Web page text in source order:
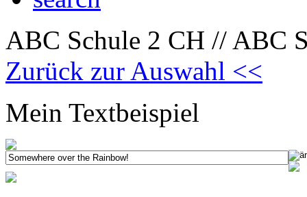
ABC Schule 2 CH // ABC
Zurück zur Auswahl <<
Mein Textbeispiel